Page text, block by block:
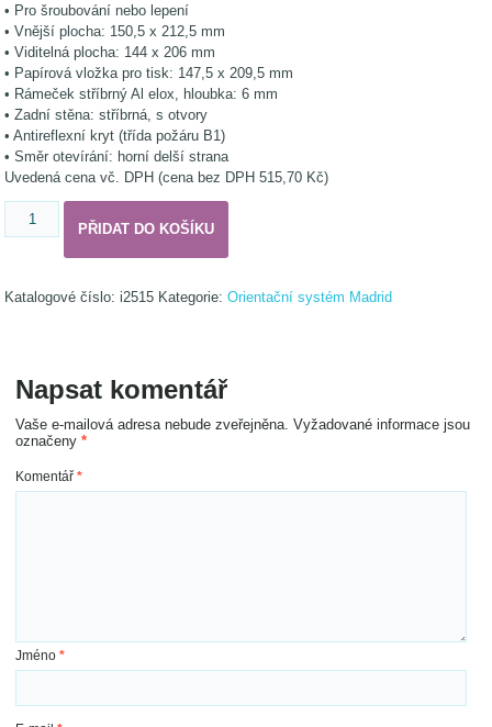
• Pro šroubování nebo lepení
• Vnější plocha: 150,5 x 212,5 mm
• Viditelná plocha: 144 x 206 mm
• Papírová vložka pro tisk: 147,5 x 209,5 mm
• Rámeček stříbrný Al elox, hloubka: 6 mm
• Zadní stěna: stříbrná, s otvory
• Antireflexní kryt (třída požáru B1)
• Směr otevírání: horní delší strana
Uvedená cena vč. DPH (cena bez DPH 515,70 Kč)
Madrid
na
PŘIDAT DO KOŠÍKU
Katalogové číslo:i2515 Kategorie:Orientační systém Madrid
Napsat komentář
Vaše e-mailová adresa nebude zveřejněna. Vyžadované informace jsou
označeny*
Komentář*
Jméno*